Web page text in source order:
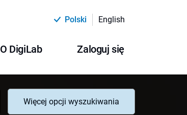
Polski English
O DigiLab Zaloguj się
Więcej opcji wyszukiwania